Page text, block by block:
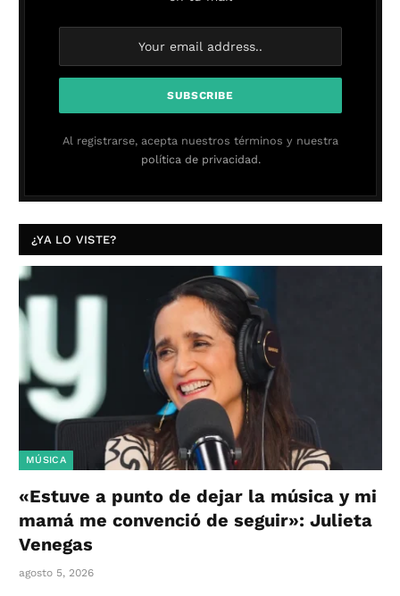
Al registrarse, acepta nuestros términos y nuestra
política de privacidad.
¿YA LO VISTE?
MÚSICA
«Estuve a punto de dejar la música y mi
mamá me convenció de seguir»: Julieta
Venegas
agosto 5, 2026